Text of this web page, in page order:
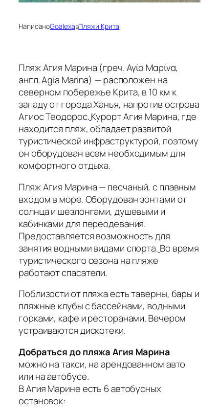
НаписаноGoalexaвПляжи Крита
Пляж Агия Марина (греч. Αγία Μαρίνα,
англ. Agia Marina) — расположен на
северном побережье Крита, в 10 км к
западу от города Ханья, напротив острова
Агиос Теодорос.Курорт Агия Марина, где
находится пляж, обладает развитой
туристической инфраструктурой, поэтому
он оборудован всем необходимым для
комфортного отдыха.
Пляж Агия Марина — песчаный, с плавным
входом в море. Оборудован зонтами от
солнца и шезлонгами, душевыми и
кабинками для переодевания.
Предоставляется возможность для
занятия водными видами спорта. Во время
туристического сезона на пляже
работают спасатели.
Поблизости от пляжа есть таверны, бары и
пляжные клубы с бассейнами, водными
горками, кафе и ресторанами. Вечером
устраиваются дискотеки.
Добраться до пляжа Агия Марина
можно на такси, на арендованном авто
или на автобусе.
В Агия Марине есть 6 автобусных
остановок: